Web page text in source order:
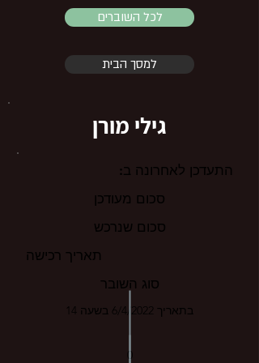
לכל השוברים
למסך הבית
גילי מורן
התעדכן לאחרונה ב:
סכום מעודכן
סכום שנרכש
תאריך רכישה
סוג השובר
בתאריך 6/4/2022 בשעה 14
0